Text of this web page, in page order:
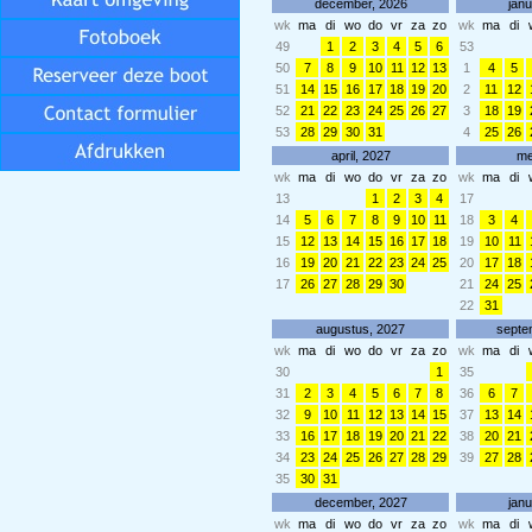
december, 2026
wk ma di wo do vr za zo
49
1 2 3 4 5
6
50
7 8 9 10 11 12 13
51
14 15 16 17 18 19 20
52
21 22 23 24 25 26 27
53
28 29 30 31
wk ma di
53
1
4
5
2
11 12
3
18 19
4
25 26
april, 2027
wk ma di wo do vr za zo
13
1 2 3
4
14
5 6 7 8 9 10
11
15
12 13 14 15 16 17 18
16
19 20 21 22 23 24 25
17
26 27 28 29 30
wk ma di
17
18
3
4
19
10 11
20
17 18
21
24 25
22
31
augustus, 2027
wk ma di wo do vr za zo
30
1
31
2 3 4 5 6 7
8
32
9 10 11 12 13 14 15
33
16 17 18 19 20 21
22
34
23 24 25 26 27 28 29
35
30 31
wk ma di
35
36
6
7
37
13 14
38
20 21
39
27 28
december, 2027
wk ma di wo do vr za zo
wk ma di